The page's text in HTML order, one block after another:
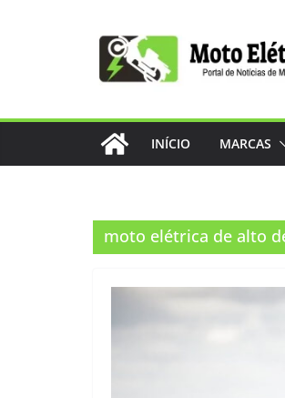
INÍCIO MARCAS
moto elétrica de alto